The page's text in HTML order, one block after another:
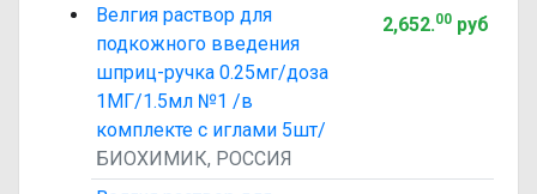
Велгия раствор для
подкожного введения
шприц-ручка 0.25мг/доза
1МГ/1.5мл №1 /в
комплекте с иглами 5шт/
БИОХИМИК, РОССИЯ
2,652.00руб